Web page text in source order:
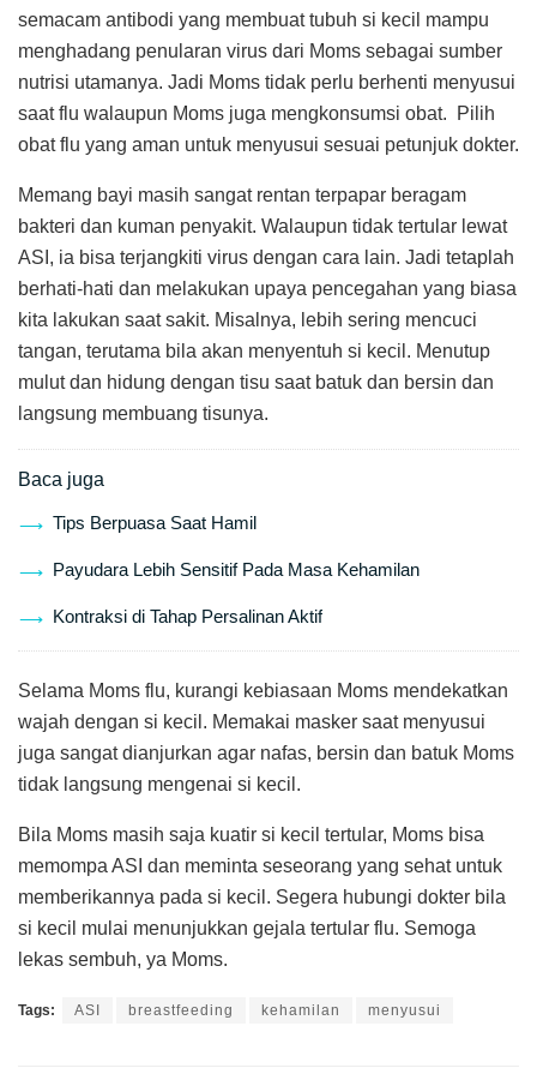
semacam antibodi yang membuat tubuh si kecil mampu
menghadang penularan virus dari Moms sebagai sumber
nutrisi utamanya. Jadi Moms tidak perlu berhenti menyusui
saat flu walaupun Moms juga mengkonsumsi obat. Pilih
obat flu yang aman untuk menyusui sesuai petunjuk dokter.
Memang bayi masih sangat rentan terpapar beragam
bakteri dan kuman penyakit. Walaupun tidak tertular lewat
ASI, ia bisa terjangkiti virus dengan cara lain. Jadi tetaplah
berhati-hati dan melakukan upaya pencegahan yang biasa
kita lakukan saat sakit. Misalnya, lebih sering mencuci
tangan, terutama bila akan menyentuh si kecil. Menutup
mulut dan hidung dengan tisu saat batuk dan bersin dan
langsung membuang tisunya.
Baca juga
Tips Berpuasa Saat Hamil
Payudara Lebih Sensitif Pada Masa Kehamilan
Kontraksi di Tahap Persalinan Aktif
Selama Moms flu, kurangi kebiasaan Moms mendekatkan
wajah dengan si kecil. Memakai masker saat menyusui
juga sangat dianjurkan agar nafas, bersin dan batuk Moms
tidak langsung mengenai si kecil.
Bila Moms masih saja kuatir si kecil tertular, Moms bisa
memompa ASI dan meminta seseorang yang sehat untuk
memberikannya pada si kecil. Segera hubungi dokter bila
si kecil mulai menunjukkan gejala tertular flu. Semoga
lekas sembuh, ya Moms.
Tags: ASI breastfeeding kehamilan menyusui